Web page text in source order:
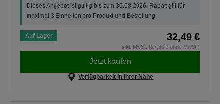
Dieses Angebot ist gültig bis zum 30.08.2026. Rabatt gilt für
maximal 3 Einheiten pro Produkt und Bestellung.
Auf Lager 32,49 €
inkl. MwSt. (27,30 € ohne MwSt.)
Jetzt kaufen
Verfügbarkeit in Ihrer Nähe